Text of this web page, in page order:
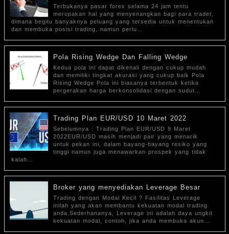
Terbukanya pasar forex selama 24 jam tentu
merupakan hal yang menyenangkan bagi para trader,
dimana begitu banyaknya peluang yang tersedia untuk menentukan
dan membuka posisi trading, namun perlu…
Pola Rising Wedge Dan Falling Wedge
Kedua pola ini dapat dikenali dengan cukup mudah
dan memiliki tingkat akurasi yang cukup baik Pola
Rising Wedge Pola ini biasanya terbentuk ketika
pergerakan harga berkonsolidasi dengan sudut…
Trading Plan EUR/USD 10 Maret 2022
Sebelumnya : Trading Plan EUR/USD 9 Maret
2022EUR/USD masih menjadi pair yang menarik
untuk pekan ini, dalam bayang-bayang resiko yang
tinggi namun juga menawarkan prospek yang tidak
kalah…
Broker yang menyediakan Leverage Besar
Trading dengan Modal Kecil ? Fasilitas Leverage
inilah yang akan membantu kekuatan modal trading
anda.Sederhananya, Leverage ini adalah daya ungkit
kekuatan modal, contoh, jika anda membuka akun…